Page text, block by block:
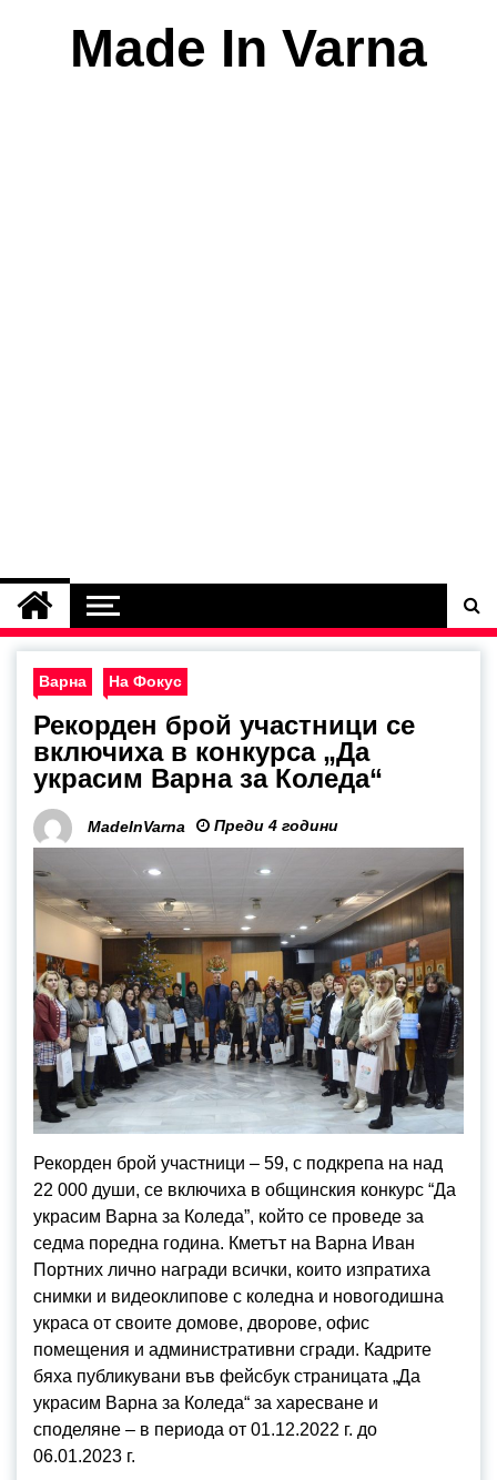
Made In Varna
Варна На Фокус
Рекорден брой участници се
включиха в конкурса „Да
украсим Варна за Коледа“
MadeInVarna Преди 4 години
Рекорден брой участници – 59, с подкрепа на над
22 000 души, се включиха в общинския конкурс “Да
украсим Варна за Коледа”, който се проведе за
седма поредна година. Кметът на Варна Иван
Портних лично награди всички, които изпратиха
снимки и видеоклипове с коледна и новогодишна
украса от своите домове, дворове, офис
помещения и административни сгради. Кадрите
бяха публикувани във фейсбук страницата „Да
украсим Варна за Коледа“ за харесване и
споделяне – в периода от 01.12.2022 г. до
06.01.2023 г.